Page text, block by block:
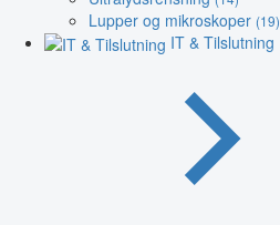
Lupper og mikroskoper (19)
IT & Tilslutning